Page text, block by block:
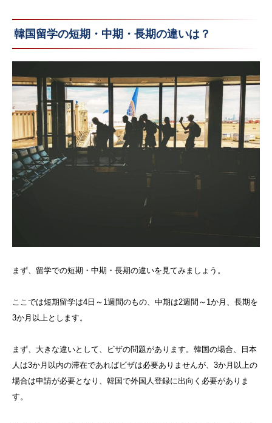
韓国留学の短期・中期・長期の違いは？
まず、留学での短期・中期・長期の違いを見てみましょう。
ここでは短期留学は4日～1週間のもの、中期は2週間～1か月、長期を
3か月以上とします。
まず、大きな違いとして、ビザの問題があります。韓国の場合、日本
人は3か月以内の滞在であればビザは必要ありませんが、3か月以上の
場合は申請が必要となり、韓国で外国人登録に出向く必要がありま
す。